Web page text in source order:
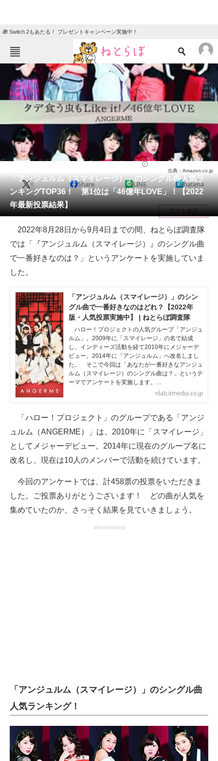
🎁 Switch 2もあたる！ プレゼントキャンペーン実施中！
ねとらぼメニュー
TOP ニュース
エンタメ クイズ
地域
住まい 教育・育児
動物 リサーチ
会員記事
メディア
注目記事を集めた総合ページ
ITの今と未来を見通す
スマホと通信の最新トレンド
好きが集まる 比べて選べる
ビジネスと働き方のヒント
AI活用のいまが分かる
企業ITのトレンドを詳説
経営リーダーのコミュニティ
ITエンジニア向け専門サイト
企業向けIT製品の総合サイト
製造業のIT導入・活用を支援
モノづくり技術者専門サイト
「アンジュルム（スマイレージ）」のシングル曲人気ラ
ンキングTOP36！ 第1位は「46億年LOVE」！【2022
年最新投票結果】
出典：Amazon.co.jp
X Share LINE hatena
目次を表示
2022年8月28日から9月4日までの間、ねとらぼ調査隊
では「『アンジュルム（スマイレージ）』のシングル曲
で一番好きなのは？」というアンケートを実施していま
した。
「アンジュルム（スマイレージ）」のシン
グル曲で一番好きなのはどれ？【2022年
版・人気投票実施中】 | ねとらぼ調査隊
ハロー！プロジェクトの人気グループ「アンジュ
ルム」。2009年に「スマイレージ」の名で結成
し、インディーズ活動を経て2010年にメジャーデ
ビュー。2014年に「アンジュルム」へ改名しまし
た。 そこで今回は「あなたが一番好きなアンジュ
ルム（スマイレージ）のシングル曲は？」というテ
ーマでアンケートを実施します。…
nlab.itmedia.co.jp
「ハロー！プロジェクト」のグループである「アンジ
ュルム（ANGERME）」は、2010年に「スマイレージ」
としてメジャーデビュー。2014年に現在のグループ名に
改名し、現在は10人のメンバーで活動を続けています。
今回のアンケートでは、計458票の投票をいただきま
した。ご投票ありがとうございます！ どの曲が人気を
集めていたのか、さっそく結果を見ていきましょう。
advertisement
「アンジュルム（スマイレージ）」のシングル曲
人気ランキング！